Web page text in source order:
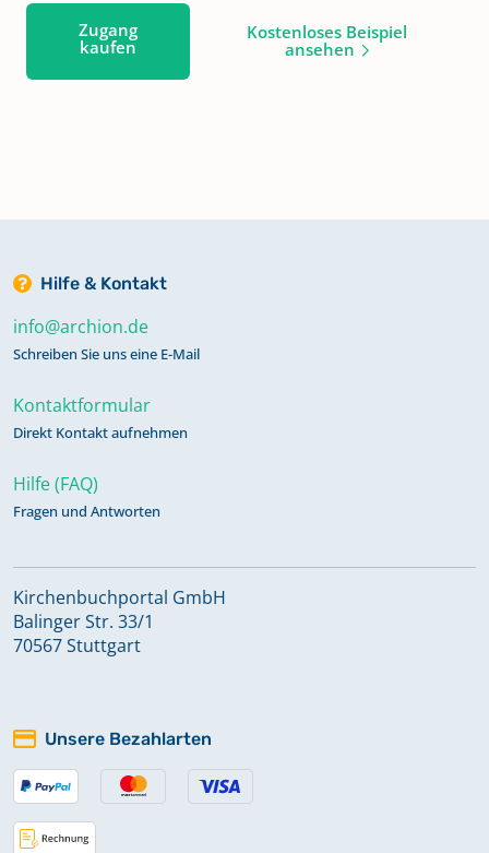
Zugang
kaufen
Kostenloses Beispiel
ansehen
Hilfe & Kontakt
info@archion.de
Schreiben Sie uns eine E-Mail
Kontaktformular
Direkt Kontakt aufnehmen
Hilfe (FAQ)
Fragen und Antworten
Kirchenbuchportal GmbH
Balinger Str. 33/1
70567 Stuttgart
Unsere Bezahlarten